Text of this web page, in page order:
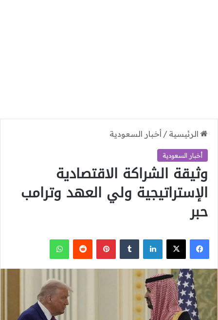
الرئيسية / أخبار السعودية
أخبار السعودية
وثيقة الشراكة الاقتصادية
الإستراتيجية ولي العهد وترامب
حبر
فيسبوك
‫X لينكدإن بينتيريست واتساب